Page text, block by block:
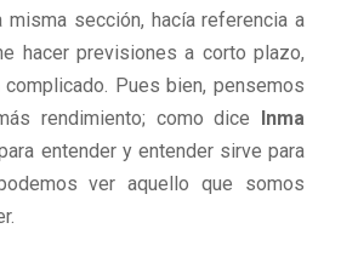
misma sección, hacía referencia a
hacer previsiones a corto plazo,
Pues bien, pensemos
rendimiento; como dice
Inma
entender y entender sirve para
ver aquello que somos